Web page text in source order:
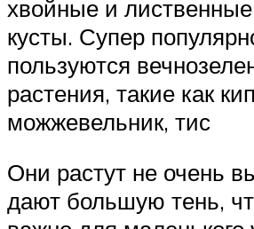
хвойные и
кусты. Супер
пользуются
растения, такие как
можжевельник, тис
Они растут не очень
дают большую тень,